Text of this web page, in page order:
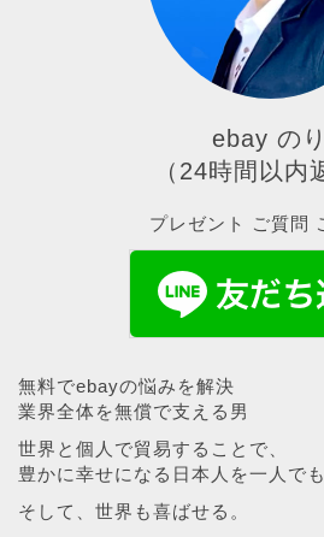
ebay のり
（24時間以内
プレゼント ご質問
無料でebayの悩みを解決
業界全体を無償で支える男
世界と個人で貿易することで、
豊かに幸せになる日本人を一人で
そして、世界も喜ばせる。